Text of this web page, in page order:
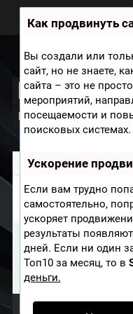
Как продвинуть
Вы создали или
сайт, но не знаете,
сайта – это не
мероприятий,
посещаемости и
поисковых системах.
Ускорение
Если вам трудно
самостоятельно,
ускоряет
результаты
дней. Если ни один
Топ10 за месяц, то в
деньги.
Zobra.ru - Игровое
все о играх
Dante's
Видео Новости
Zobra.ru»Игры»
НОВОСТИ
Информация
К сожалению
первым кто
Опубликовать